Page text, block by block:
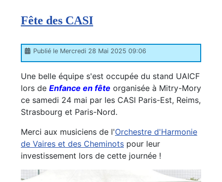
Fête des CASI
Publié le Mercredi 28 Mai 2025 09:06
Une belle équipe s'est occupée du stand UAICF
lors de Enfance en fête organisée à Mitry-Mory
ce samedi 24 mai par les CASI Paris-Est, Reims,
Strasbourg et Paris-Nord.
Merci aux musiciens de l'Orchestre d'Harmonie
de Vaires et des Cheminots pour leur
investissement lors de cette journée !